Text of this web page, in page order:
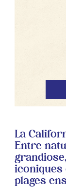
La
Entre
iconiques
plages